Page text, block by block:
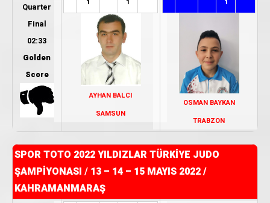
Quarter
Final
02:33
Golden
Score
1 1
AYHAN BALCI
SAMSUN
1
OSMAN BAYKAN
TRABZON
SPOR TOTO 2022 YILDIZLAR TÜRKİYE JUDO
ŞAMPİYONASI / 13 – 14 – 15 MAYIS 2022 /
KAHRAMANMARAŞ